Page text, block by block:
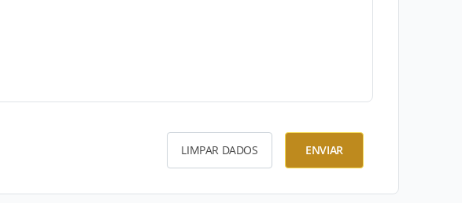
LIMPAR DADOS ENVIAR